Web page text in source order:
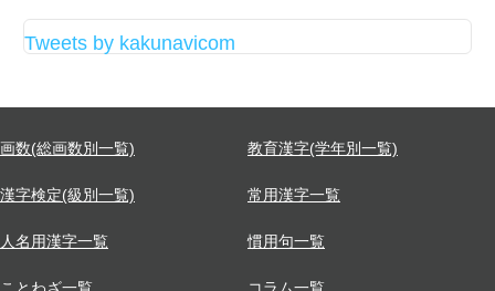
Tweets by kakunavicom
画数(総画数別一覧) 教育漢字(学年別一覧)
漢字検定(級別一覧) 常用漢字一覧
人名用漢字一覧 慣用句一覧